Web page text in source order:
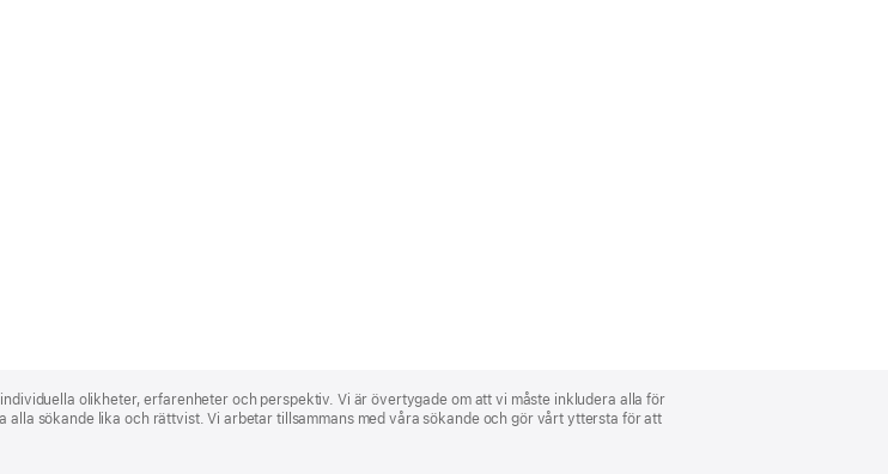
olikheter, erfarenheter och perspektiv. Vi är övertygade om att vi måste inkludera alla för
sökande lika och rättvist. Vi arbetar tillsammans med våra sökande och gör vårt yttersta för att